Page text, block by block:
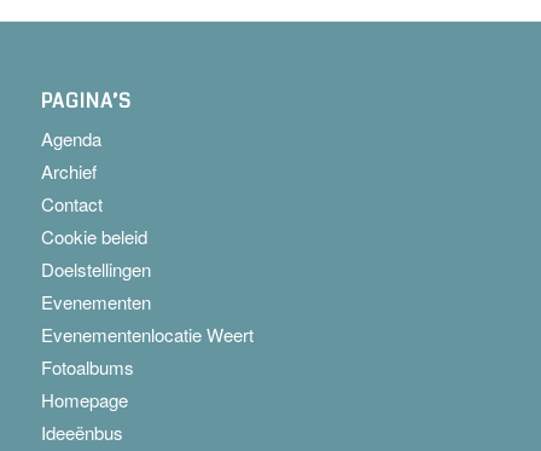
PAGINA’S
Agenda
Archief
Contact
Cookie beleid
Doelstellingen
Evenementen
Evenementenlocatie Weert
Fotoalbums
Homepage
Ideeënbus